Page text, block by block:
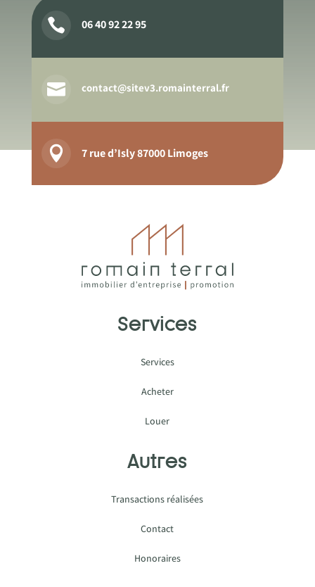
 06 40 92 22 95
 contact@sitev3.romainterral.fr
 7 rue d’Isly 87000 Limoges
Services
Services
Acheter
Louer
Autres
Transactions réalisées
Contact
Honoraires